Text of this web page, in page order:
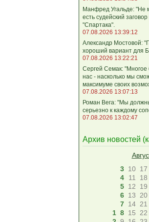
Манфред Угальде: "Не
есть судейский
"Спартака".
07.08.2026 13:39:12
Александр Мостовой:
хороший вариант для
07.08.2026 13:22:21
Сергей Семак: "Многое
нас - насколько мы
максимуме своих
07.08.2026 13:07:13
Роман Вега: "Мы
серьезно к каждому
07.08.2026 13:02:47
Архив новостей (
3 10 17
4
11 18
5 12 19
6 13 20
7 14 21
1 8 15 22